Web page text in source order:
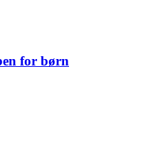
for børn